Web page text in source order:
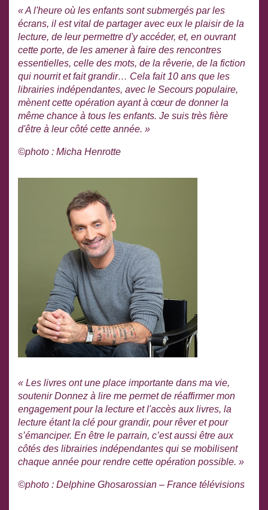
« A l'heure où les enfants sont submergés par les
écrans, il est vital de partager avec eux le plaisir de la
lecture, de leur permettre d'y accéder, et, en ouvrant
cette porte, de les amener à faire des rencontres
essentielles, celle des mots, de la rêverie, de la fiction
qui nourrit et fait grandir… Cela fait 10 ans que les
librairies indépendantes, avec le Secours populaire,
mènent cette opération ayant à cœur de donner la
même chance à tous les enfants. Je suis très fière
d'être à leur côté cette année. »
©photo : Micha Henrotte
« Les livres ont une place importante dans ma vie,
soutenir Donnez à lire me permet de réaffirmer mon
engagement pour la lecture et l'accès aux livres, la
lecture étant la clé pour grandir, pour rêver et pour
s’émanciper. En être le parrain, c’est aussi être aux
côtés des librairies indépendantes qui se mobilisent
chaque année pour rendre cette opération possible. »
©photo : Delphine Ghosarossian – France télévisions